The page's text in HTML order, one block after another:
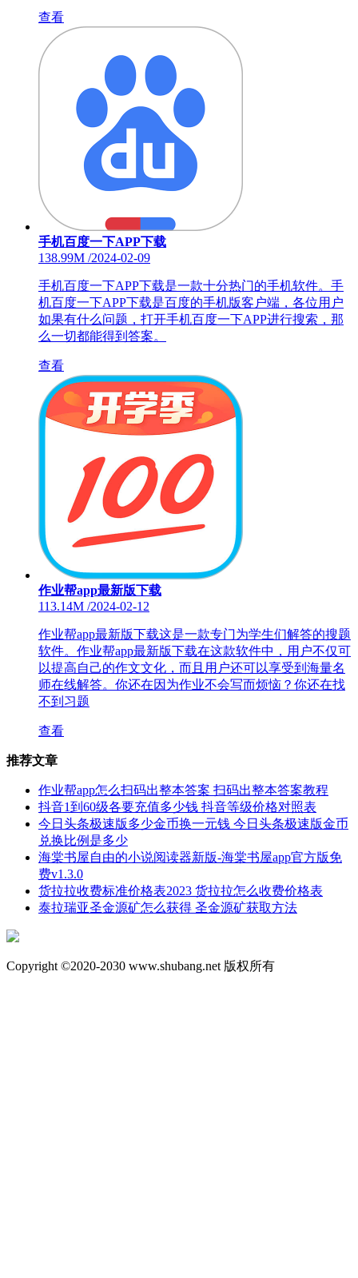
查看
手机百度一下APP下载
138.99M /2024-02-09
手机百度一下APP下载是一款十分热门的手机软件。手
机百度一下APP下载是百度的手机版客户端，各位用户
如果有什么问题，打开手机百度一下APP进行搜索，那
么一切都能得到答案。
查看
作业帮app最新版下载
113.14M /2024-02-12
作业帮app最新版下载这是一款专门为学生们解答的搜题
软件。作业帮app最新版下载在这款软件中，用户不仅可
以提高自己的作文文化，而且用户还可以享受到海量名
师在线解答。你还在因为作业不会写而烦恼？你还在找
不到习题
查看
推荐文章
作业帮app怎么扫码出整本答案 扫码出整本答案教程
抖音1到60级各要充值多少钱 抖音等级价格对照表
今日头条极速版多少金币换一元钱 今日头条极速版金币
兑换比例是多少
海棠书屋自由的小说阅读器新版-海棠书屋app官方版免
费v1.3.0
货拉拉收费标准价格表2023 货拉拉怎么收费价格表
泰拉瑞亚圣金源矿怎么获得 圣金源矿获取方法
Copyright ©2020-2030 www.shubang.net 版权所有